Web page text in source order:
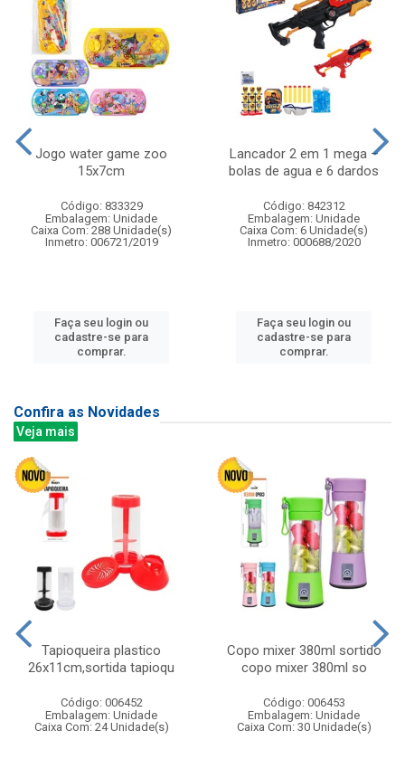
Jogo water game zoo
15x7cm
Código: 833329
Embalagem: Unidade
Caixa Com: 288 Unidade(s)
Inmetro: 006721/2019
Faça seu login ou
cadastre-se para
comprar.
Lancador 2 em 1 mega –
bolas de agua e 6 dardos
Código: 842312
Embalagem: Unidade
Caixa Com: 6 Unidade(s)
Inmetro: 000688/2020
Faça seu login ou
cadastre-se para
comprar.
Confira as Novidades
Veja mais
Tapioqueira plastico
26x11cm,sortida tapioqu
Código: 006452
Embalagem: Unidade
Caixa Com: 24 Unidade(s)
Copo mixer 380ml sortido
copo mixer 380ml so
Código: 006453
Embalagem: Unidade
Caixa Com: 30 Unidade(s)